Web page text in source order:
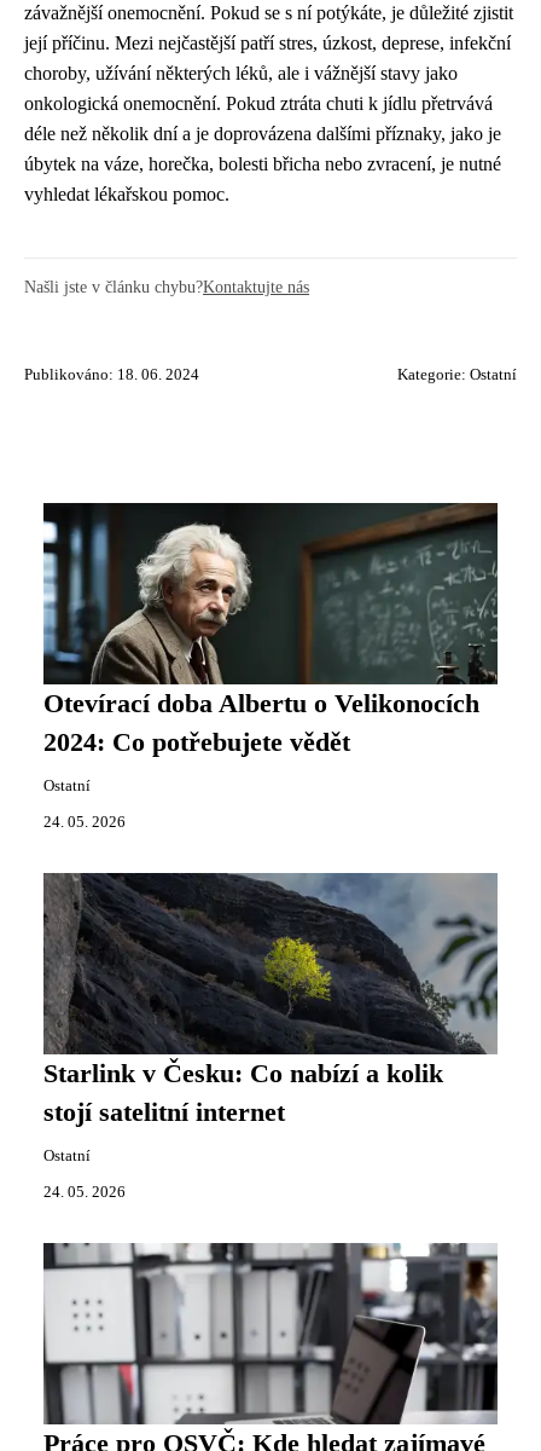
závažnější onemocnění. Pokud se s ní potýkáte, je důležité zjistit
její příčinu. Mezi nejčastější patří stres, úzkost, deprese, infekční
choroby, užívání některých léků, ale i vážnější stavy jako
onkologická onemocnění. Pokud ztráta chuti k jídlu přetrvává
déle než několik dní a je doprovázena dalšími příznaky, jako je
úbytek na váze, horečka, bolesti břicha nebo zvracení, je nutné
vyhledat lékařskou pomoc.
Našli jste v článku chybu?Kontaktujte nás
Publikováno: 18. 06. 2024 Kategorie: Ostatní
Otevírací doba Albertu o Velikonocích
2024: Co potřebujete vědět
Ostatní
24. 05. 2026
Starlink v Česku: Co nabízí a kolik
stojí satelitní internet
Ostatní
24. 05. 2026
Práce pro OSVČ: Kde hledat zajímavé